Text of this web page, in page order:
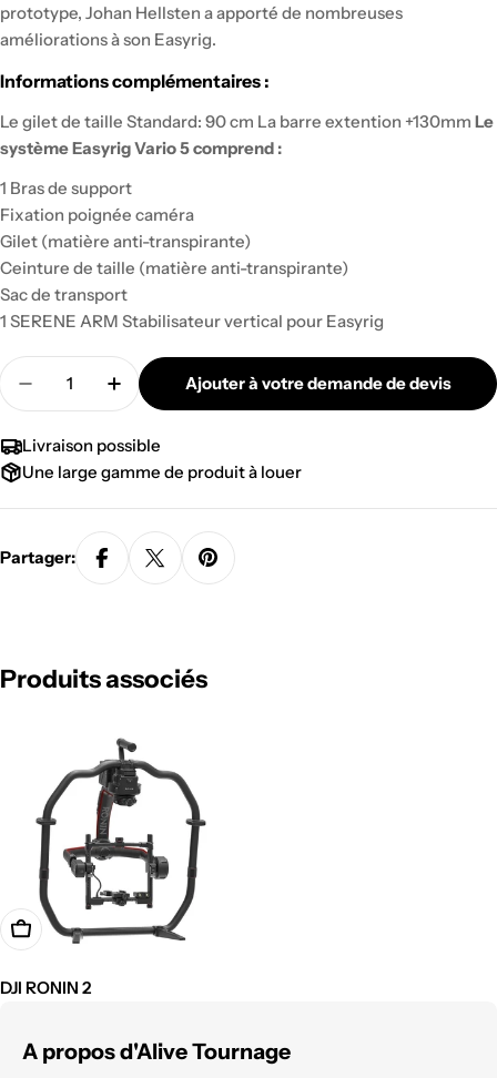
prototype, Johan Hellsten a apporté de nombreuses
améliorations à son Easyrig.
Informations complémentaires :
Le gilet de taille Standard: 90 cm La barre extention +130mm Le
système Easyrig Vario 5 comprend :
1 Bras de support
Fixation poignée caméra
Gilet (matière anti-transpirante)
Ceinture de taille (matière anti-transpirante)
Sac de transport
1 SERENE ARM Stabilisateur vertical pour Easyrig
Quantité
Diminuer la quantité pour EASYRIG VARIO 5 AVEC
Augmenter la quantité pour EASYRIG
Ajouter à votre demande de devis
Livraison possible
Une large gamme de produit à louer
Partager:
Produits associés
Ajouter à votre demande de devis
DJI RONIN 2
A propos d'Alive Tournage